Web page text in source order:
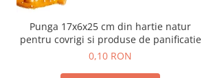
Punga 17x6x25 cm din hartie natur
pentru covrigi si produse de panificatie
0,10 RON